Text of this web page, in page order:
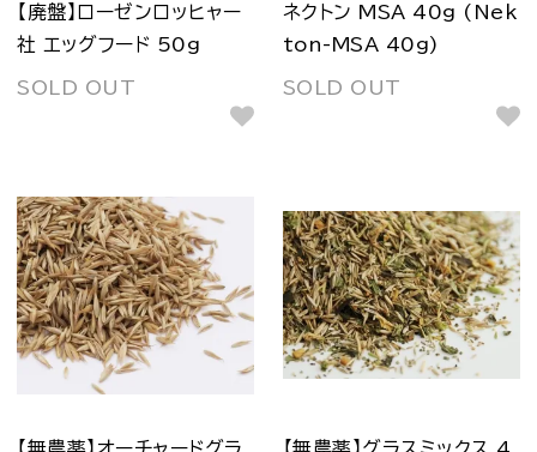
【廃盤】ローゼンロッヒャー
社 エッグフード 50g
SOLD OUT
ネクトン MSA 40g (Nek
ton-MSA 40g)
SOLD OUT